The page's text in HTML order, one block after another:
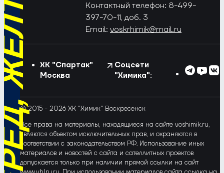
Контактный телефон: 8-499-
397-70-11, доб. 3
Email: voskrhimik@mail.ru
ХК "Спартак"
Москва
Соцсети
"Химика":
© 2015 - 2026 ХК "Химик" Воскресенск
Все права на материалы, находящиеся на сайте voshimik.ru,
являются объектом исключительных прав, и охраняются в
соответствии с законодательством РФ. Использование иных
материалов и новостей с сайта и сателлитных проектов
допускается только при наличии прямой ссылки на сайт